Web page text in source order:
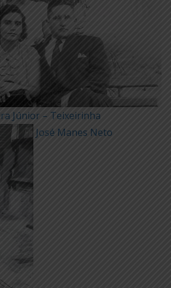
Júnior – Teixeirinha
José Manes Neto